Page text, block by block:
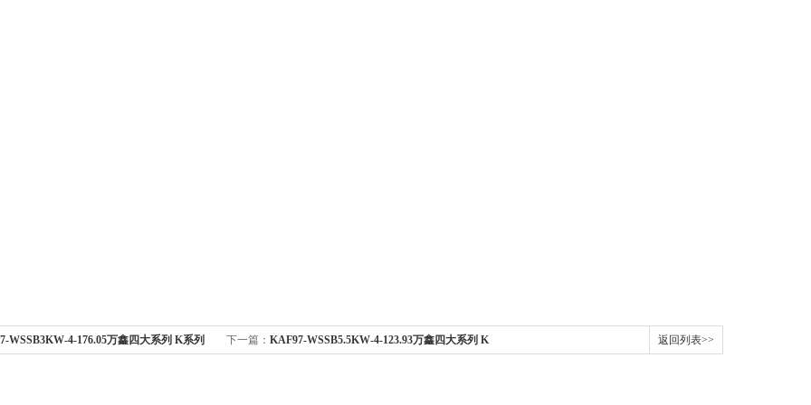
WSSB3KW-4-176.05万鑫四大系列 K系列 下一篇： KAF97-WSSB5.5KW-4-123.93万鑫四大系列 K 返回列表>>